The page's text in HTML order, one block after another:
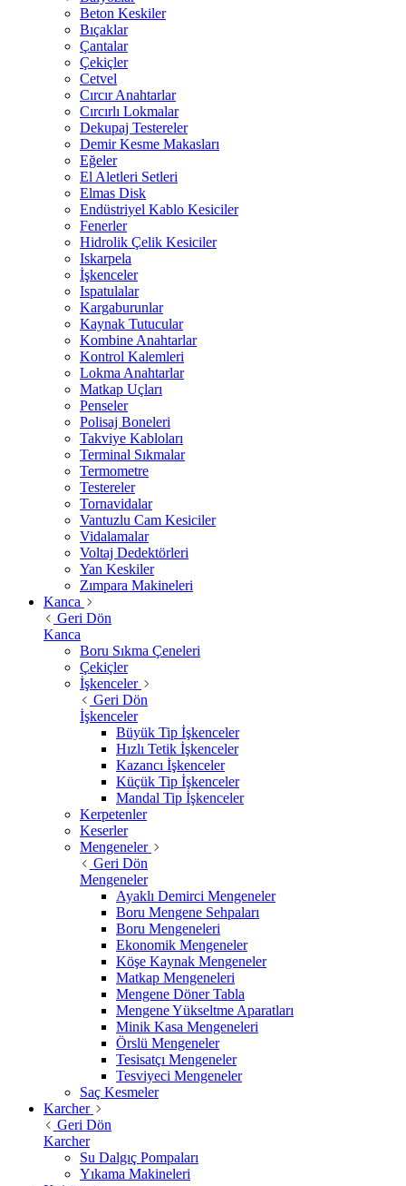
Beton Keskiler
Bıçaklar
Çantalar
Çekiçler
Cetvel
Cırcır Anahtarlar
Cırcırlı Lokmalar
Dekupaj Testereler
Demir Kesme Makasları
Eğeler
El Aletleri Setleri
Elmas Disk
Endüstriyel Kablo Kesiciler
Fenerler
Hidrolik Çelik Kesiciler
Iskarpela
İşkenceler
Ispatulalar
Kargaburunlar
Kaynak Tutucular
Kombine Anahtarlar
Kontrol Kalemleri
Lokma Anahtarlar
Matkap Uçları
Penseler
Polisaj Boneleri
Takviye Kabloları
Terminal Sıkmalar
Termometre
Testereler
Tornavidalar
Vantuzlu Cam Kesiciler
Vidalamalar
Voltaj Dedektörleri
Yan Keskiler
Zımpara Makineleri
Kanca
Geri Dön
Kanca
Boru Sıkma Çeneleri
Çekiçler
İşkenceler
Geri Dön
İşkenceler
Büyük Tip İşkenceler
Hızlı Tetik İşkenceler
Kazancı İşkenceler
Küçük Tip İşkenceler
Mandal Tip İşkenceler
Kerpetenler
Keserler
Mengeneler
Geri Dön
Mengeneler
Ayaklı Demirci Mengeneler
Boru Mengene Sehpaları
Boru Mengeneleri
Ekonomik Mengeneler
Köşe Kaynak Mengeneler
Matkap Mengeneleri
Mengene Döner Tabla
Mengene Yükseltme Aparatları
Minik Kasa Mengeneleri
Örslü Mengeneler
Tesisatçı Mengeneler
Tesviyeci Mengeneler
Saç Kesmeler
Karcher
Geri Dön
Karcher
Su Dalgıç Pompaları
Yıkama Makineleri